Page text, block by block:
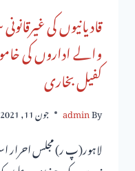
قادیانیوں کی
والے اداروں کی
کفیل بخاری
By
admin جون 11, 2021
لاہور(پ ر) مجلس احرار